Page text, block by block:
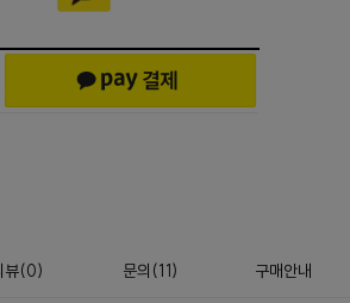
뷰(0) 문의 (11) 구매안내